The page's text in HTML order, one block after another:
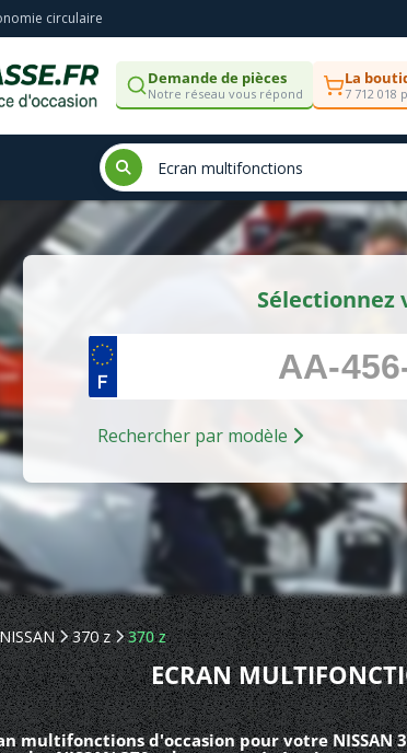
circulaire
Demande de pièces
Notre réseau vous répond
La
7 712 018
Sélectionnez
Rechercher par modèle
NISSAN 370 z 370 z
ECRAN
multifonctions d'occasion pour votre NISSAN